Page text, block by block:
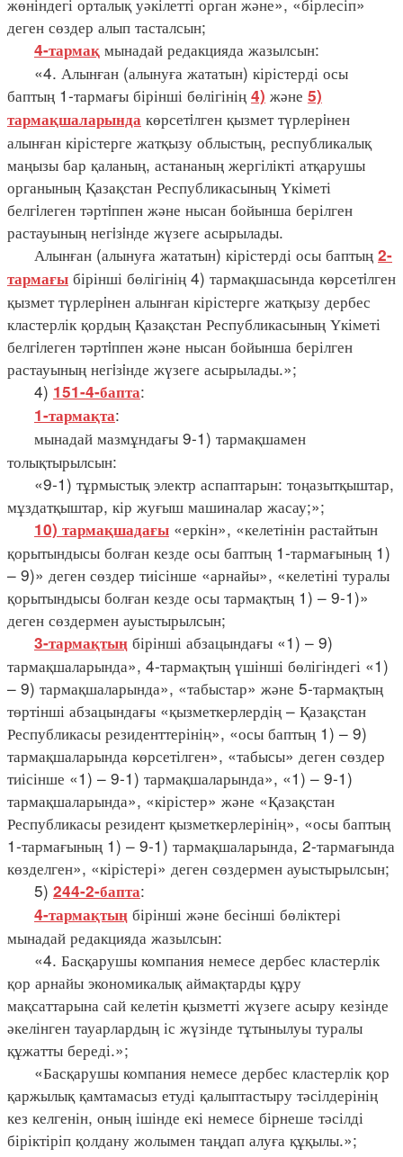
деген сөздер алып тасталсын;
4-тармақ мынадай редакцияда жазылсын:
«4. Алынған (алынуға жататын) кірістерді осы
баптың 1-тармағы бірінші бөлігінің 4) және 5)
тармақшаларында көрсетiлген қызмет түрлерiнен
алынған кірістерге жатқызу облыстың, республикалық
маңызы бар қаланың, астананың жергілікті атқарушы
органының Қазақстан Республикасының Үкіметі
белгiлеген тәртiппен және нысан бойынша берілген
растауының негiзiнде жүзеге асырылады.
Алынған (алынуға жататын) кірістерді осы баптың 2-
тармағы бірінші бөлігінің 4) тармақшасында көрсетiлген
қызмет түрлерiнен алынған кірістерге жатқызу дербес
кластерлік қордың Қазақстан Республикасының Үкіметі
белгiлеген тәртiппен және нысан бойынша берілген
растауының негiзiнде жүзеге асырылады.»;
4) 151-4-бапта:
1-тармақта:
мынадай мазмұндағы 9-1) тармақшамен
толықтырылсын:
«9-1) тұрмыстық электр аспаптарын: тоңазытқыштар,
мұздатқыштар, кір жуғыш машиналар жасау;»;
10) тармақшадағы «еркін», «келетінін растайтын
қорытындысы болған кезде осы баптың 1-тармағының 1)
– 9)» деген сөздер тиісінше «арнайы», «келетіні туралы
қорытындысы болған кезде осы тармақтың 1) – 9-1)»
деген сөздермен ауыстырылсын;
3-тармақтың бірінші абзацындағы «1) – 9)
тармақшаларында», 4-тармақтың үшінші бөлігіндегі «1)
– 9) тармақшаларында», «табыстар» және 5-тармақтың
төртінші абзацындағы «қызметкерлердің – Қазақстан
Республикасы резиденттерінің», «осы баптың 1) – 9)
тармақшаларында көрсетілген», «табысы» деген сөздер
тиісінше «1) – 9-1) тармақшаларында», «1) – 9-1)
тармақшаларында», «кірістер» және «Қазақстан
Республикасы резидент қызметкерлерінің», «осы баптың
1-тармағының 1) – 9-1) тармақшаларында, 2-тармағында
көзделген», «кірістері» деген сөздермен ауыстырылсын;
5) 244-2-бапта:
4-тармақтың бірінші және бесінші бөліктері
мынадай редакцияда жазылсын:
«4. Басқарушы компания немесе дербес кластерлік
қор арнайы экономикалық аймақтарды құру
мақсаттарына сай келетін қызметті жүзеге асыру кезінде
әкелінген тауарлардың іс жүзінде тұтынылуы туралы
құжатты береді.»;
«Басқарушы компания немесе дербес кластерлік қор
қаржылық қамтамасыз етуді қалыптастыру тәсілдерінің
кез келгенін, оның ішінде екі немесе бірнеше тәсілді
біріктіріп қолдану жолымен таңдап алуға құқылы.»;